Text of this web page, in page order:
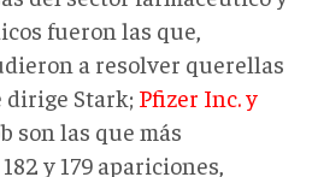
fueron las que,
a resolver querellas
Stark; Pfizer Inc. y
son las que más
y 179 apariciones,